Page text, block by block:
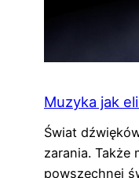
Muzyka jak
Świat
zarania. Także
powszechnej